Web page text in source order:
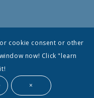
cookie consent or other
now! Click "learn
×